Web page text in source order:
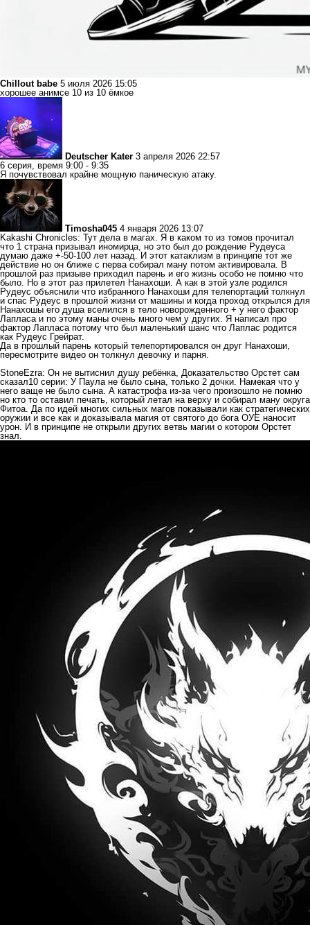
Chillout babe 5 июля 2026 15:05
хорошее анимсе 10 из 10 ёмкое
Deutscher Kater 3 апреля 2026 22:57
6 серия, время 9:00 - 9:35
Я почувствовал крайне мощную паническую атаку.
Timosha045 4 января 2026 13:07
Kakashi Chronicles: Тут дела в магах. Я в каком то из томов прочитал
что 1 страна призывал иномирца, но это был до рождение Рудеуса
думаю даже +-50-100 лет назад. И этот катаклизм в принципе тот же
действие но он ближе с перва собирал ману потом активировала. В
прошлой раз призыве приходил парень и его жизнь особо не помню что
было. Но в этот раз прилетел Нанахоши. А как в этой узле родился
Рудеус объяснили что избранного Нанахоши для телепортаций толкнул
и спас Рудеус в прошлой жизни от машины и когда проход открылся для
Нанахошы его душа вселился в тело новорожденного + у него фактор
Лапласа и по этому маны очень много чем у других. Я написал про
фактор Лапласа потому что был маленький шанс что Лаплас родится
как Рудеус Грейрат.
Да в прошлый парень который телепортировался он друг Нанахоши,
пересмотрите видео он толкнул девочку и парня.
StoneEzra: Он не вытиснил душу ребёнка, Доказательство Орстет сам
сказал10 серии: У Паула не было сына, только 2 дочки. Намекая что у
него ваще не было сына. А катастрофа из-за чего произошло не помню
но кто то оставил печать, который летал на верху и собирал ману округа
Фитоа. Да по идей многих сильных магов показывали как стратегических
оружии и все как и доказывала магия от святого до бога ОУЕ наносит
урон. И в принципе не открыли других ветвь магии о котором Орстет
знал.